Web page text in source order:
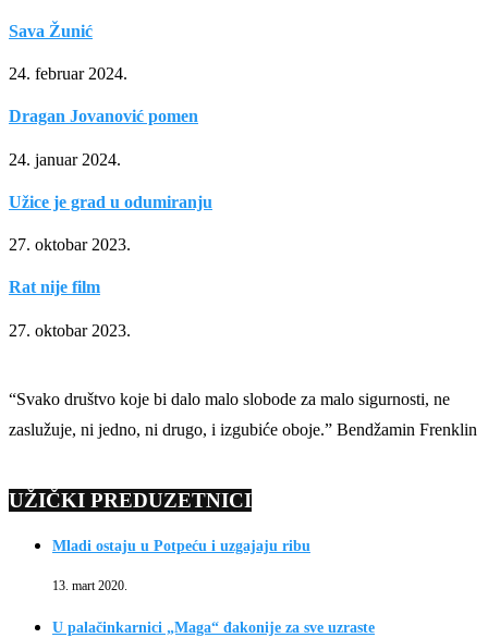
Sava Žunić
24. februar 2024.
Dragan Jovanović pomen
24. januar 2024.
Užice je grad u odumiranju
27. oktobar 2023.
Rat nije film
27. oktobar 2023.
“Svako društvo koje bi dalo malo slobode za malo sigurnosti, ne
zaslužuje, ni jedno, ni drugo, i izgubiće oboje.” Bendžamin Frenklin
UŽIČKI PREDUZETNICI
Mladi ostaju u Potpeću i uzgajaju ribu
13. mart 2020.
U palačinkarnici „Maga“ đakonije za sve uzraste